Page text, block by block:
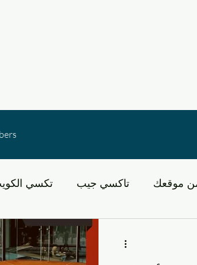
موقعك تاكسي جيب تكسي
خدمات النقل في